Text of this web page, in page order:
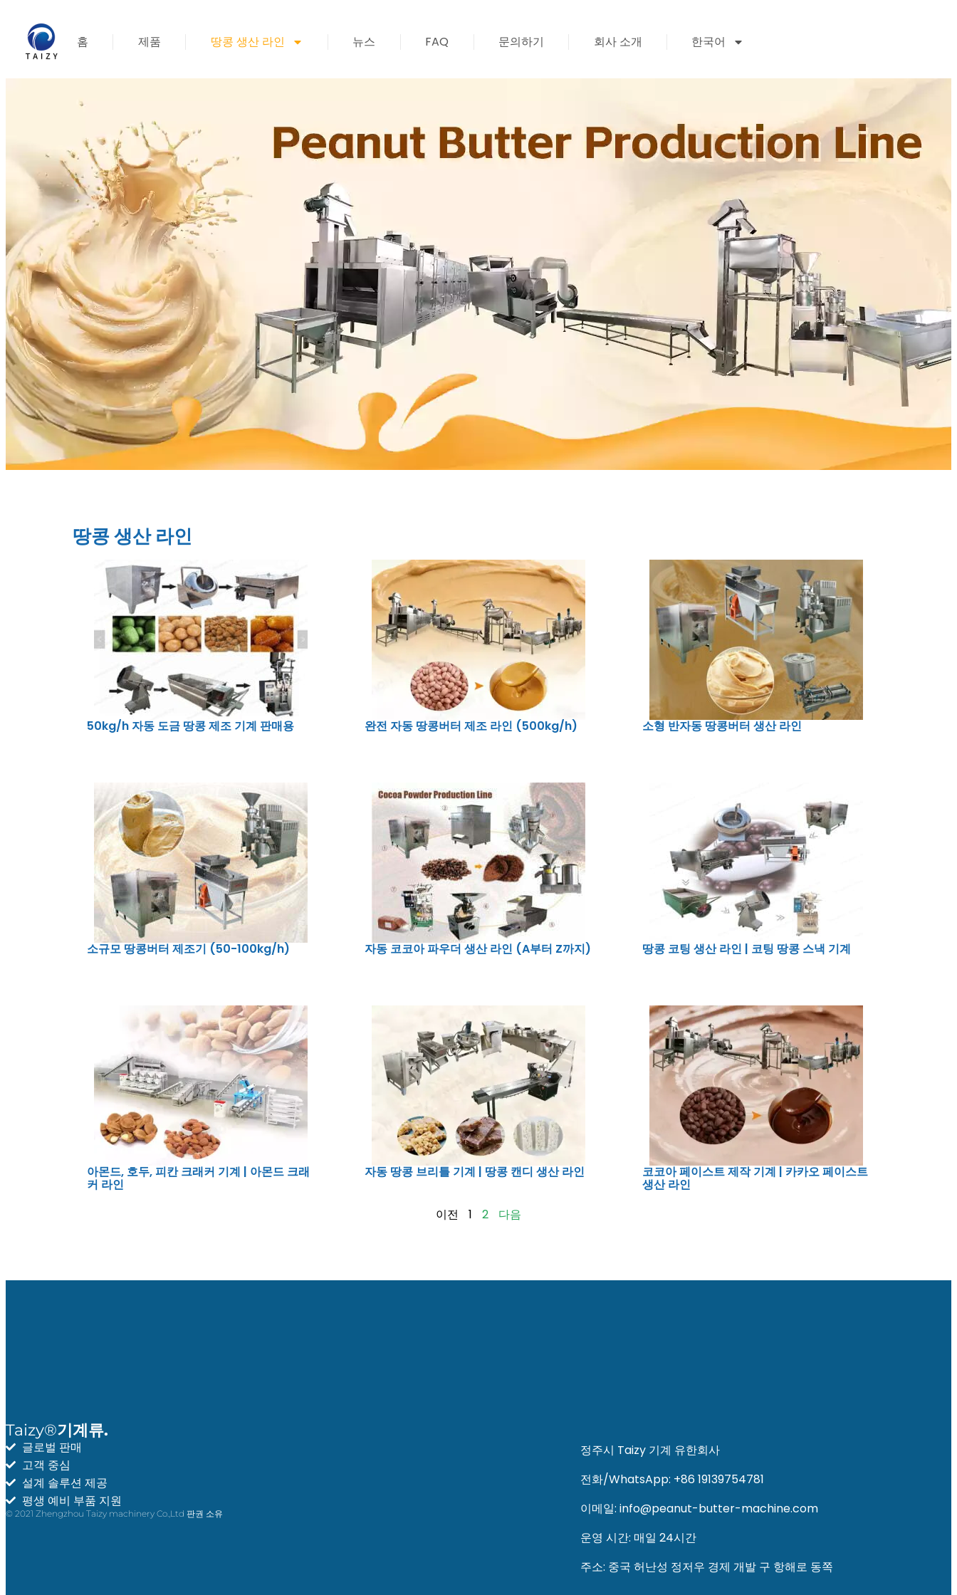
홈 제품 땅콩 생산 라인 뉴스 FAQ 문의하기 회사 소개 한국어
땅콩 생산 라인
50kg/h 자동 도금 땅콩 제조 기계 판매용 완전 자동 땅콩버터 제조 라인 (500kg/h) 소형 반자동 땅콩버터 생산 라인
소규모 땅콩버터 제조기 (50-100kg/h) 자동 코코아 파우더 생산 라인 (A부터 Z까지) 땅콩 코팅 생산 라인 | 코팅 땅콩 스낵 기계
아몬드, 호두, 피칸 크래커 기계 | 아몬드 크래
커 라인
자동 땅콩 브리틀 기계 | 땅콩 캔디 생산 라인 코코아 페이스트 제작 기계 | 카카오 페이스트
생산 라인
이전
1 2 다음
Taizy®기계류.
글로벌 판매
고객 중심
설계 솔루션 제공
평생 예비 부품 지원
© 2021 Zhengzhou Taizy machinery Co.,Ltd 판권 소유
정주시 Taizy 기계 유한회사
전화/WhatsApp: +86 19139754781
이메일: info@peanut-butter-machine.com
운영 시간: 매일 24시간
주소: 중국 허난성 정저우 경제 개발 구 항해로 동쪽